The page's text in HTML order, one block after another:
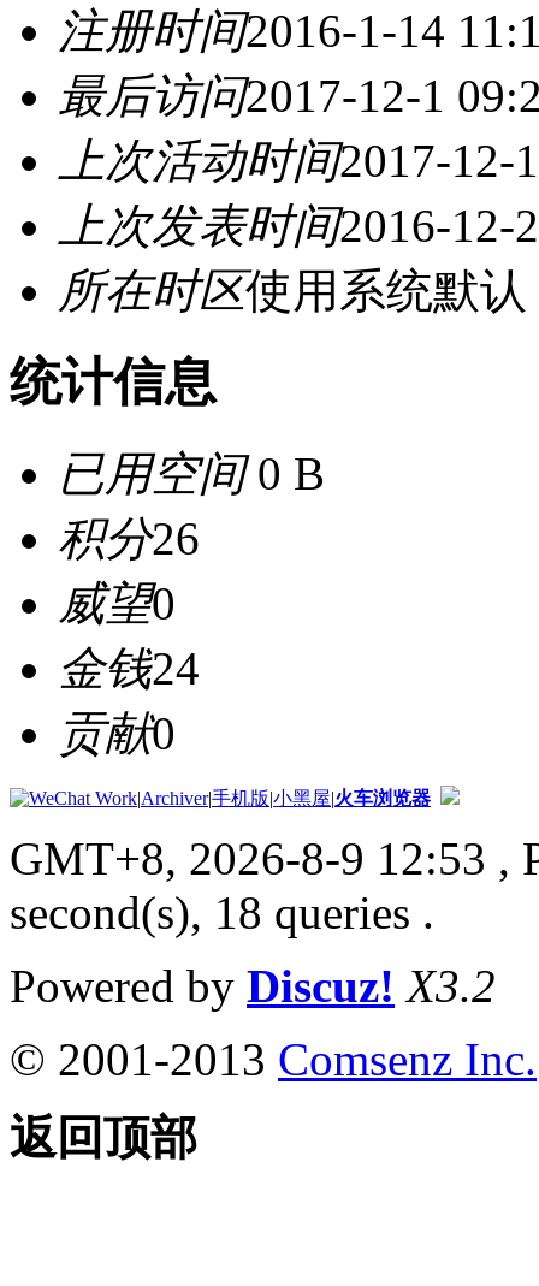
注册时间2016-1-14
最后访问2017-12-1
上次活动时间2017-12-
上次发表时间2016-12-
所在时区使用系统默认
统计信息
已用空间0 B
积分26
威望0
金钱24
贡献0
|Archiver|手机版|小黑屋|火车浏览器
GMT+8, 2026-8-9 12:53 ,
second(s), 18 queries .
Powered by Discuz! X3.2
© 2001-2013 Comsenz Inc.
返回顶部